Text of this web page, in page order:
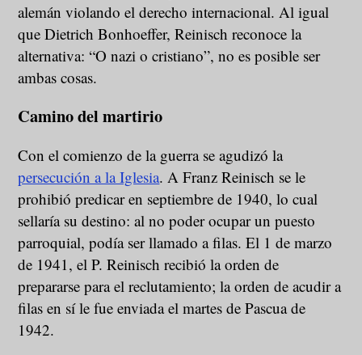
alemán violando el derecho internacional. Al igual
que Dietrich Bonhoeffer, Reinisch reconoce la
alternativa: “O nazi o cristiano”, no es posible ser
ambas cosas.
Camino del martirio
Con el comienzo de la guerra se agudizó la
persecución a la Iglesia. A Franz Reinisch se le
prohibió predicar en septiembre de 1940, lo cual
sellaría su destino: al no poder ocupar un puesto
parroquial, podía ser llamado a filas. El 1 de marzo
de 1941, el P. Reinisch recibió la orden de
prepararse para el reclutamiento; la orden de acudir a
filas en sí le fue enviada el martes de Pascua de
1942.